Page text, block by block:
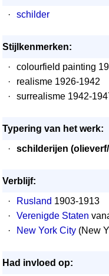
·
schilder
Stijlkenmerken:
·
colourfield painting
·
realisme 1926-1942
·
surrealisme 1942-
Typering van het werk:
·
schilderijen
Verblijf:
·
Rusland 1903-1913
·
Verenigde Staten
·
New York City (New
Had invloed op: